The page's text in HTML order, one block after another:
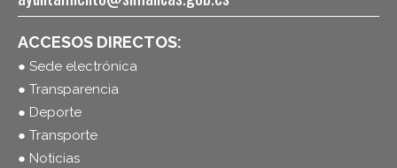
ACCESOS DIRECTOS:
● Sede electrónica
● Transparencia
● Deporte
● Transporte
● Noticias